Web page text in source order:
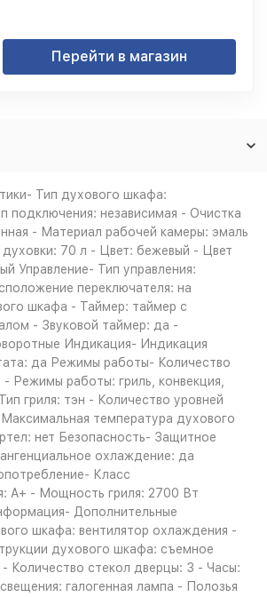
Перейти в магазин
Тип духового шкафа:
подключения: независимая - Очистка
- Материал рабочей камеры: эмаль
70 л - Цвет: бежевый - Цвет
Управление- Тип управления:
переключателя: на
шкафа - Таймер: таймер с
- Звуковой таймер: да -
Индикация- Индикация
да Режимы работы- Количество
Режимы работы: гриль, конвекция,
гриля: тэн - Количество уровней
температура духового
нет Безопасность- Защитное
охлаждение: да
Класс
A+ - Мощность гриля: 2700 Вт
Дополнительные
шкафа: вентилятор охлаждения -
духового шкафа: съемное
- Количество стекол дверцы: 3 - Часы:
галогенная лампа - Полозья